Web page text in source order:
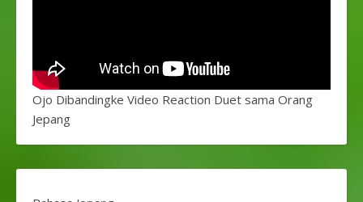
Ojo Dibandingke Video Reaction Duet sama Orang
Jepang